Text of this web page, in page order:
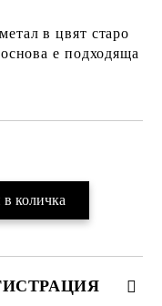
в цвят старо
е подходяща